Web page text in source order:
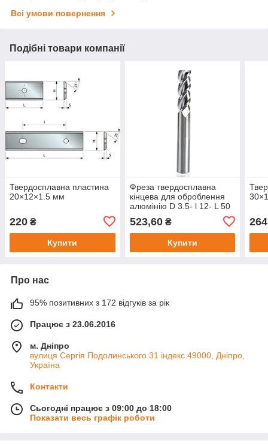
Всі умови повернення
Подібні товари компанії
Твердосплавна пластина
20×12×1.5 мм
220 ₴
Купити
Фреза твердосплавна
кінцева для оброблення
алюмінію D 3.5- l 12- L 50
523,60₴
Купити
264
Про нас
95% позитивних з 172 відгуків за рік
Працює з 23.06.2016
м. Дніпро
вулиця Сергія Подолинського 31 індекс 49000, Дніпро,
Україна
Контакти
Сьогодні працює з 09:00 до 18:00
Показати весь графік роботи